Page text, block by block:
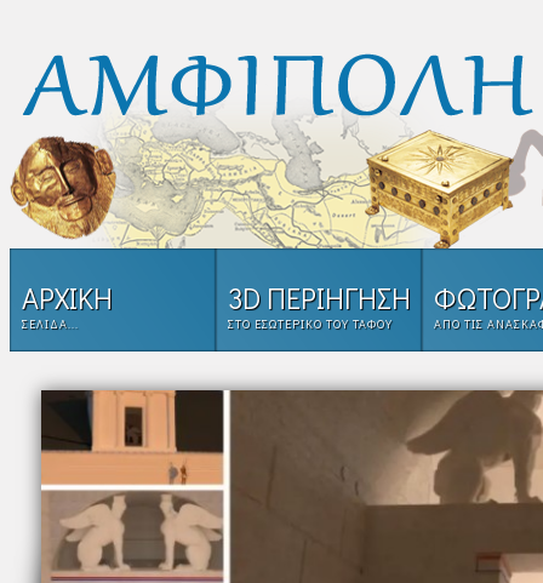
ΑΡΧΙΚΗ
ΣΕΛΊΔΑ...
3D ΠΕΡΙΗΓΗΣΗ
ΣΤΟ ΕΣΩΤΕΡΙΚΌ ΤΟΥ ΤΑΦΟΥ ΑΠΌ ΤΙΣ